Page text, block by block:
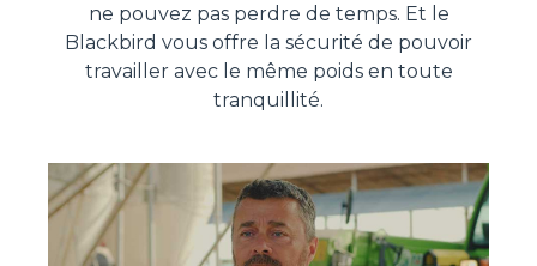
ne pouvez pas perdre de temps. Et le
Blackbird vous offre la sécurité de pouvoir
travailler avec le même poids en toute
tranquillité.